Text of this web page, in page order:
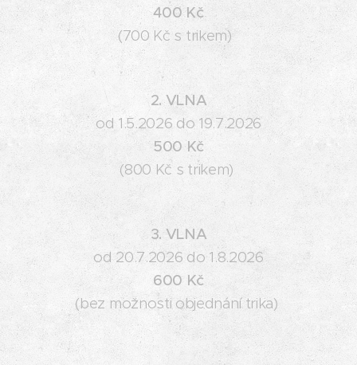
400 Kč
(700 Kč s trikem)
2. VLNA
od 1.5.2026 do 19.7.2026
500 Kč
(800 Kč s trikem)
3. VLNA
od 20.7.2026 do 1.8.2026
600 Kč
(bez možnosti objednání trika)